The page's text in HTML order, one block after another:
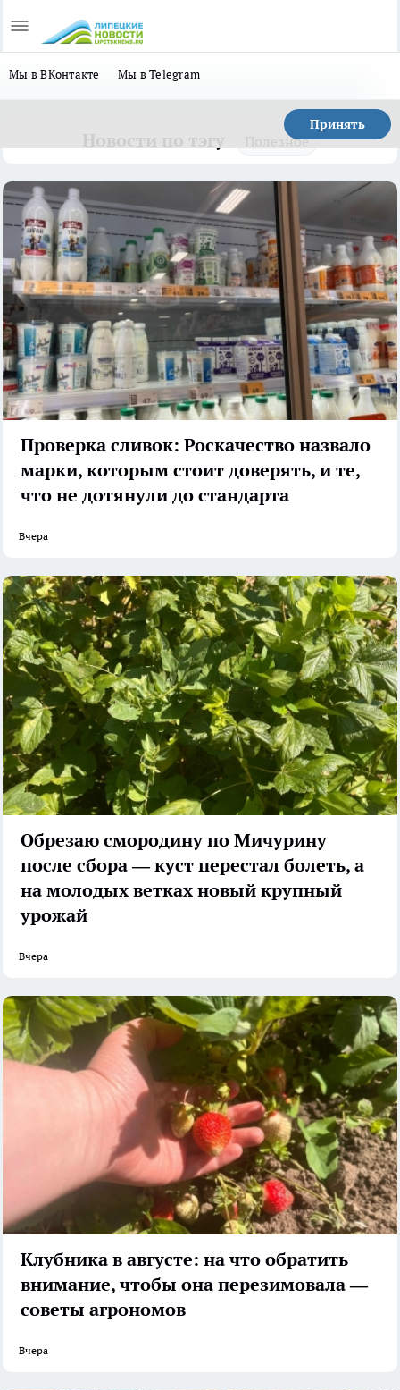
Мы в ВКонтакте Мы в Telegram
Принять
Полезное
Проверка сливок: Роскачество назвало
марки, которым стоит доверять, и те,
что не дотянули до стандарта
Вчера
Обрезаю смородину по Мичурину
после сбора — куст перестал болеть, а
на молодых ветках новый крупный
урожай
Вчера
Клубника в августе: на что обратить
внимание, чтобы она перезимовала —
советы агрономов
Вчера